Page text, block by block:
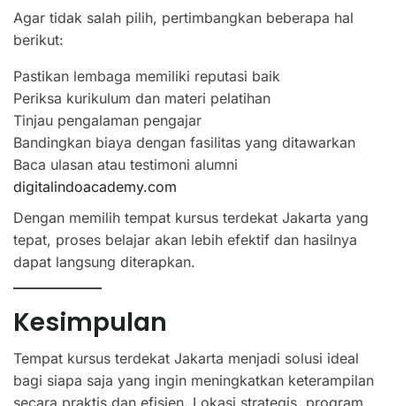
Agar tidak salah pilih, pertimbangkan beberapa hal
berikut:
Pastikan lembaga memiliki reputasi baik
Periksa kurikulum dan materi pelatihan
Tinjau pengalaman pengajar
Bandingkan biaya dengan fasilitas yang ditawarkan
Baca ulasan atau testimoni alumni
digitalindoacademy.com
Dengan memilih tempat kursus terdekat Jakarta yang
tepat, proses belajar akan lebih efektif dan hasilnya
dapat langsung diterapkan.
Kesimpulan
Tempat kursus terdekat Jakarta menjadi solusi ideal
bagi siapa saja yang ingin meningkatkan keterampilan
secara praktis dan efisien. Lokasi strategis, program